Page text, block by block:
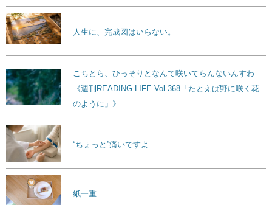
人生に、完成図はいらない。
こちとら、ひっそりとなんて咲いてらんないんすわ
《週刊READING LIFE Vol.368「たとえば野に咲く花
のように」》
“ちょっと”痛いですよ
紙一重